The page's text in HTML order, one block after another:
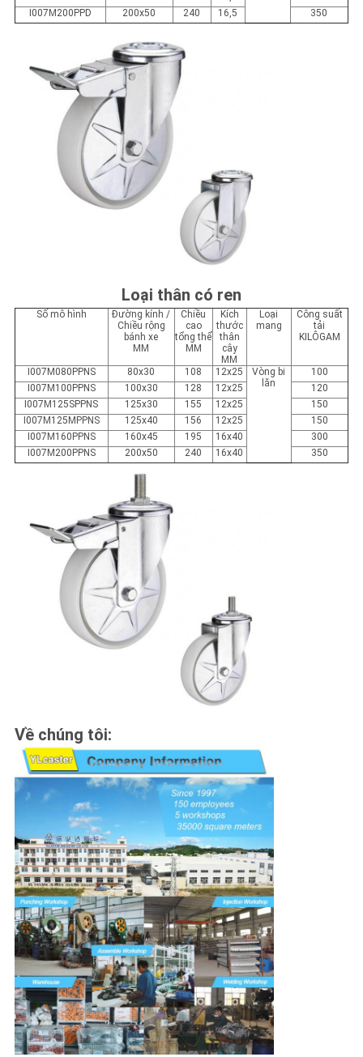
I007M200PPD 200x50 240 16,5 350
Loại thân có ren
Số mô hình
Đường kính /
Chiều rộng
bánh xe
MM
Chiều
cao
tổng thể
MM
Kích
thước
thân
cây
MM
Loại
mang
Công suất
tải
KILÔGAM
I007M080PPNS 80x30 108 12x25
Vòng bi
lăn
100
I007M100PPNS 100x30 128 12x25
120
I007M125SPPNS 125x30 155 12x25
150
I007M125MPPNS 125x40 156 12x25
150
I007M160PPNS 160x45 195 16x40
300
I007M200PPNS 200x50 240 16x40 350
Về chúng tôi: